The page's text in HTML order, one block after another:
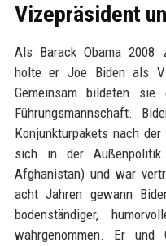
Vizepräsident
Als Barack Obama 2008
holte er Joe Biden als
Gemeinsam bildeten sie
Führungsmannschaft.
Konjunkturpakets nach
sich in der
Afghanistan) und war
acht Jahren gewann
bodenständiger,
wahrgenommen. Er und